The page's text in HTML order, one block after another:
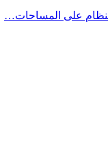
على المساحات…